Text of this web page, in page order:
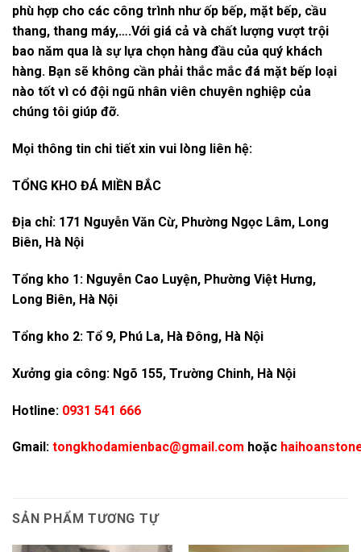
phù hợp cho các công trình như ốp bếp, mặt bếp, cầu
thang, thang máy,….Với giá cả và chất lượng vượt trội
bao năm qua là sự lựa chọn hàng đầu của quý khách
hàng. Bạn sẽ không cần phải thắc mắc đá mặt bếp loại
nào tốt vì có đội ngũ nhân viên chuyên nghiệp của
chúng tôi giúp đỡ.
Mọi thông tin chi tiết xin vui lòng liên hệ:
TỔNG KHO ĐÁ MIỀN BẮC
Địa chỉ: 171 Nguyễn Văn Cừ, Phường Ngọc Lâm, Long
Biên, Hà Nội
Tổng kho 1: Nguyễn Cao Luyện, Phường Việt Hưng,
Long Biên, Hà Nội
Tổng kho 2: Tổ 9, Phú La, Hà Đông, Hà Nội
Xưởng gia công: Ngõ 155, Trường Chinh, Hà Nội
Hotline: 0931 541 666
Gmail: tongkhodamienbac@gmail.com hoặc
SẢN PHẨM TƯƠNG TỰ